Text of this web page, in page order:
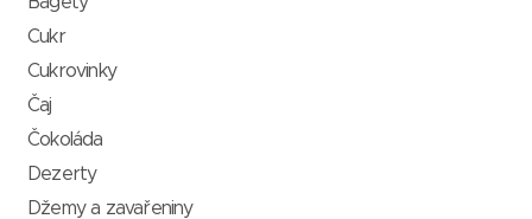
Cukr
Cukrovinky
Čaj
Čokoláda
Dezerty
Džemy a zavařeniny